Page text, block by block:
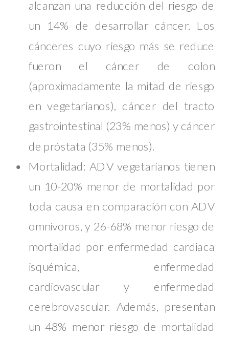
alcanzan una reducción del riesgo de
un 14% de desarrollar cáncer. Los
cánceres cuyo riesgo más se reduce
fueron el cáncer de colon
(aproximadamente la mitad de riesgo
en vegetarianos), cáncer del tracto
gastrointestinal (23% menos) y cáncer
de próstata (35% menos).
Mortalidad: ADV vegetarianos tienen
un 10-20% menor de mortalidad por
toda causa en comparación con ADV
omnívoros, y 26-68% menor riesgo de
mortalidad por enfermedad cardiaca
isquémica, enfermedad
cardiovascular y enfermedad
cerebrovascular. Además, presentan
un 48% menor riesgo de mortalidad